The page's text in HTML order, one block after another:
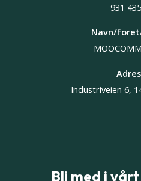
931
Navn/
Industriveien 6,
Bli med i